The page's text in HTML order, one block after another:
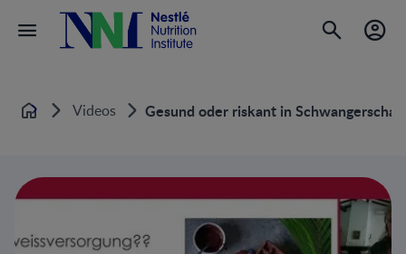
Home Videos Gesund oder riskant in